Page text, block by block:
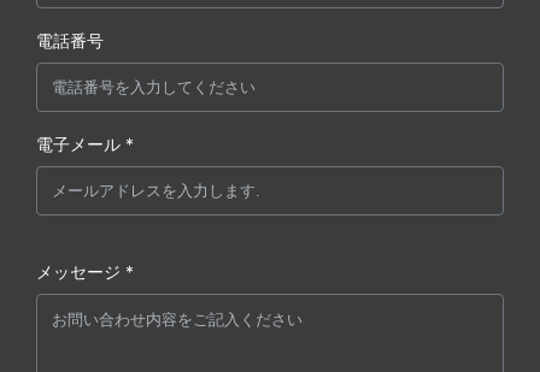
電話番号
電子メール *
メッセージ *